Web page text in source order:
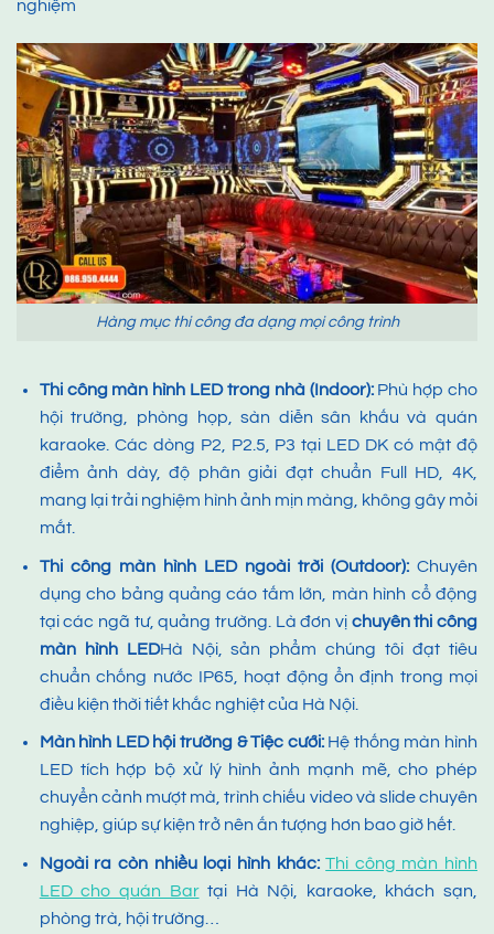
nghiệm
Hàng mục thi công đa dạng mọi công trình
Thi công màn hình LED trong nhà (Indoor): Phù hợp cho
hội trường, phòng họp, sàn diễn sân khấu và quán
karaoke. Các dòng P2, P2.5, P3 tại LED DK có mật độ
điểm ảnh dày, độ phân giải đạt chuẩn Full HD, 4K,
mang lại trải nghiệm hình ảnh mịn màng, không gây mỏi
mắt.
Thi công màn hình LED ngoài trời (Outdoor):Chuyên
dụng cho bảng quảng cáo tấm lớn, màn hình cổ động
tại các ngã tư, quảng trường. Là đơn vị chuyênthi công
màn hình LEDHà Nội, sản phẩm chúng tôi đạt tiêu
chuẩn chống nước IP65, hoạt động ổn định trong mọi
điều kiện thời tiết khắc nghiệt của Hà Nội.
Màn hình LED hội trường & Tiệc cưới: Hệ thống màn hình
LED tích hợp bộ xử lý hình ảnh mạnh mẽ, cho phép
chuyển cảnh mượt mà, trình chiếu video và slide chuyên
nghiệp, giúp sự kiện trở nên ấn tượng hơn bao giờ hết.
Ngoài ra còn nhiều loại hình khác:Thi công màn hình
LED cho quán Bartại Hà Nội, karaoke, khách sạn,
phòng trà, hội trường…